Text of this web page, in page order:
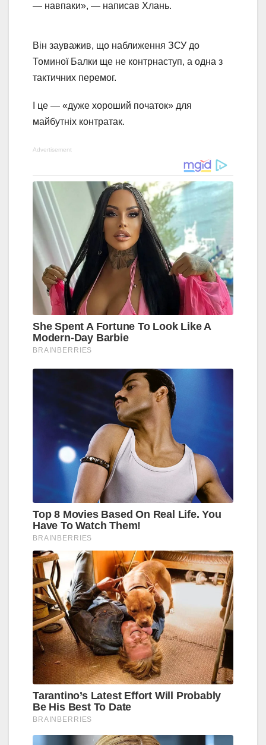
— навпаки», — написав Хлань.
Він зауважив, що наближення ЗСУ до
Томиної Балки ще не контрнаступ, а одна з
тактичних перемог.
І це — «дуже хороший початок» для
майбутніх контратак.
Advertisement